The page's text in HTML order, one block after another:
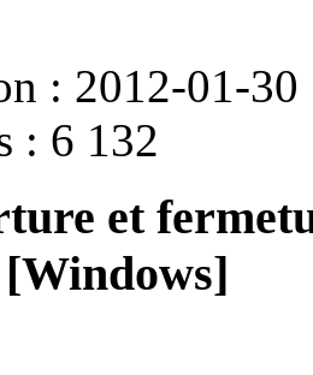
: 2012-01-30
: 6 132
et